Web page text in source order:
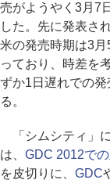
売がようやく3月7
した。先に発表さ
米の発売時期は3月
っており、時差を
ずか1日遅れでの発
る。
「シムシティ」
は、 GDC 2012で
を皮切りに、 GDC